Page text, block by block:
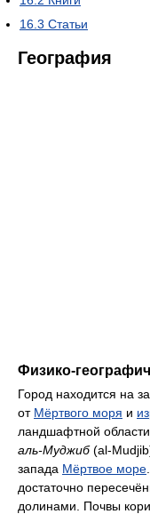
16.3 Статьи
География
Физико-
Город находится на
от Мёртвого моря и
ландшафтной
аль-Муджиб(al-
запада Мёртвое море
достаточно
долинами. Почвы